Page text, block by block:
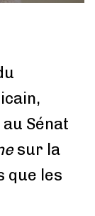
Sénat
sur la
que les